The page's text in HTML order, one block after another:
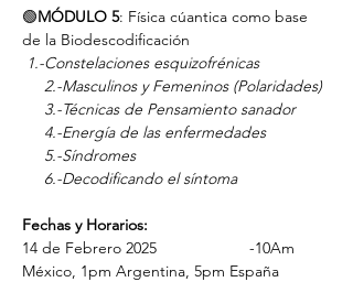
🟢MÓDULO 5: Física cúantica como base
de la Biodescodificación
1.-Constelaciones esquizofrénicas
2.-Masculinos y Femeninos (Polaridades)
3.-Técnicas de Pensamiento sanador
4.-Energía de las enfermedades
5.-Síndromes
6.-Decodificando el síntoma
Fechas y Horarios:
14 de Febrero 2025                     -10Am
México, 1pm Argentina, 5pm España